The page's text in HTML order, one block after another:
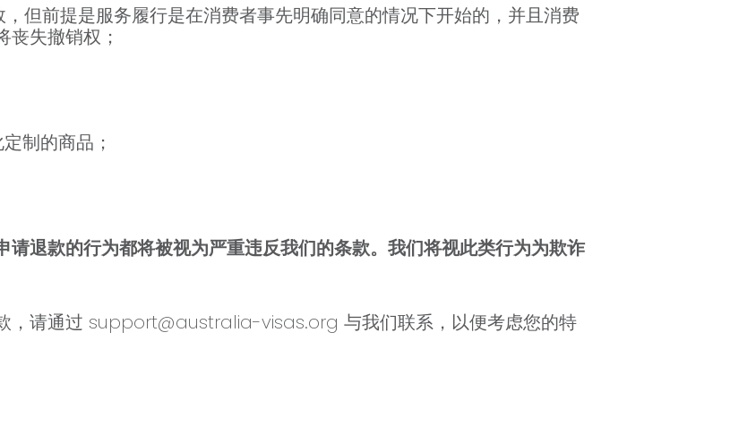
但前提是服务履行是在消费者事先明确同意的情况下开始的，并且消费
失撤销权；
制的商品；
退款的行为都将被视为严重违反我们的条款。我们将视此类行为为欺诈
，请通过 support@australia-visas.org 与我们联系，以便考虑您的特